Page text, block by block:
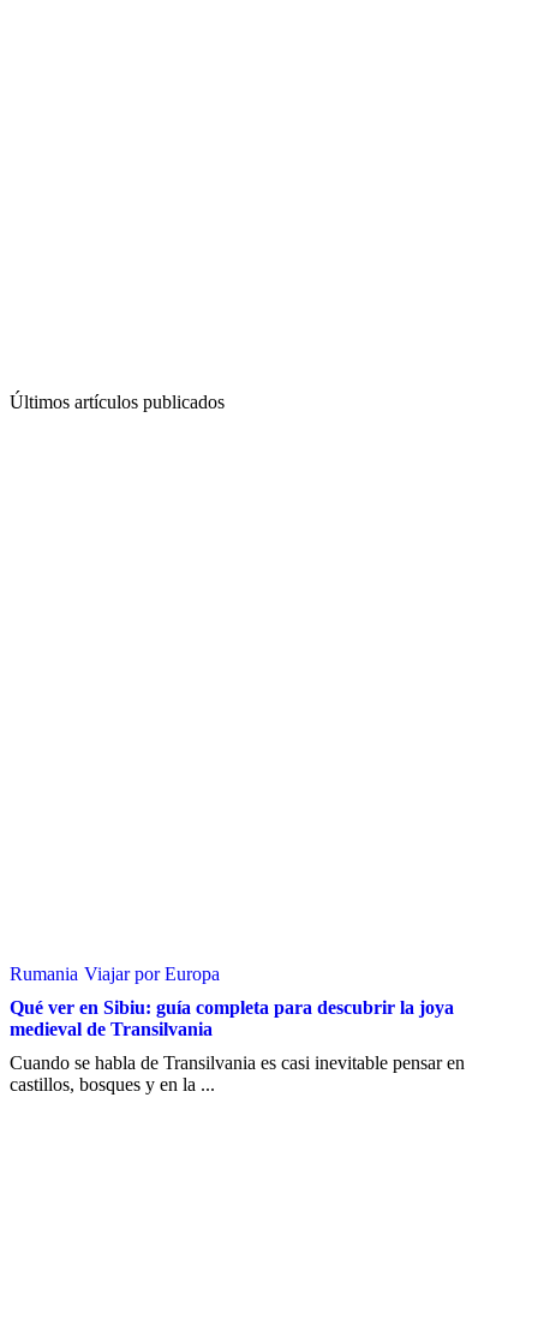
Últimos artículos publicados
Rumania Viajar por Europa
Qué ver en Sibiu: guía completa para descubrir la joya
medieval de Transilvania
Cuando se habla de Transilvania es casi inevitable pensar en
castillos, bosques y en la ...